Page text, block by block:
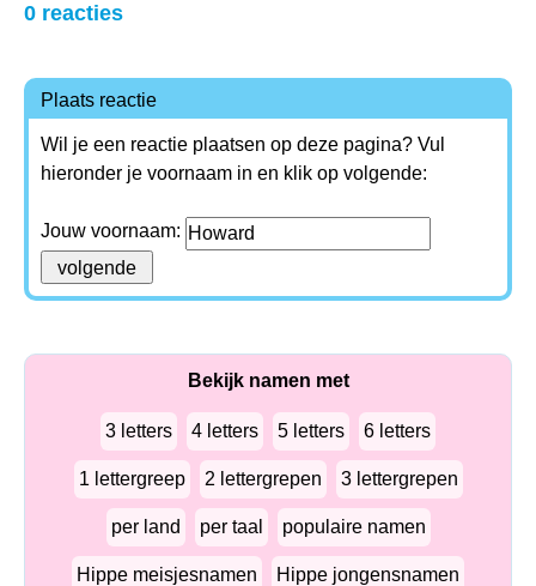
0 reacties
Plaats reactie
Wil je een reactie plaatsen op deze pagina? Vul
hieronder je voornaam in en klik op volgende:
Jouw voornaam:
Bekijk namen met
3 letters 4 letters 5 letters 6 letters
1 lettergreep 2 lettergrepen 3 lettergrepen
per land per taal populaire namen
Hippe meisjesnamen Hippe jongensnamen